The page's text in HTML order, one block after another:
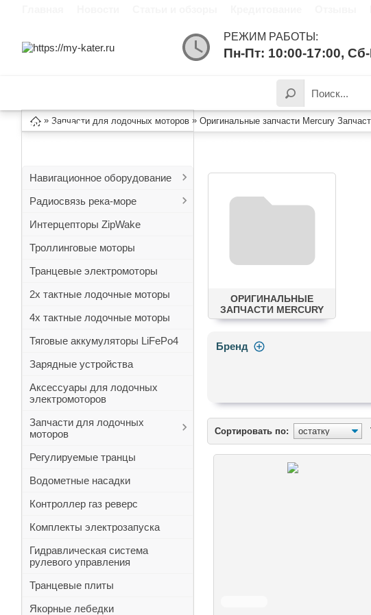
РЕЖИМ РАБОТЫ:
Пн-Пт: 10:00-17:00,
ТОВАРОВ
» Запчасти для лодочных моторов » Оригинальные запчасти Mercury
Навигационное оборудование
Радиосвязь река-море
Интерцепторы ZipWake
Троллинговые моторы
Транцевые электромоторы
2х тактные лодочные моторы
4х тактные лодочные моторы
Тяговые аккумуляторы LiFePo4
Зарядные устройства
Аксессуары для лодочных
электромоторов
Запчасти для лодочных
моторов
Регулируемые транцы
Водометные насадки
Контроллер газ реверс
Комплекты электрозапуска
Гидравлическая система
рулевого управления
Транцевые плиты
Якорные лебедки
ОРИГИНАЛЬНЫЕ
ЗАПЧАСТИ MERCURY
Бренд
Сортировать по: